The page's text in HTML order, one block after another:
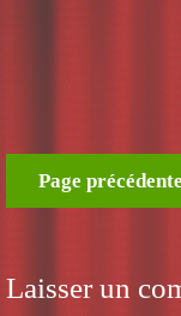
Page précédente
Laisser un